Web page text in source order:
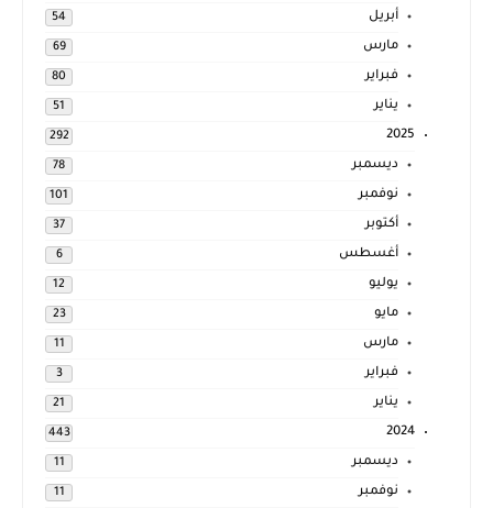
أبريل 54
مارس 69
فبراير 80
يناير 51
2025
292
ديسمبر 78
نوفمبر 101
أكتوبر 37
أغسطس 6
يوليو 12
مايو 23
مارس 11
فبراير 3
يناير 21
2024
443
ديسمبر 11
نوفمبر 11